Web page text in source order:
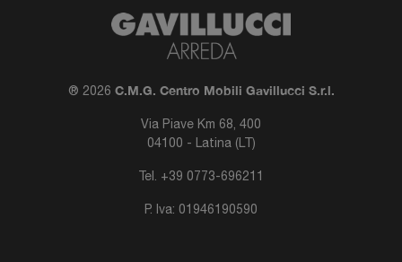
® 2026 C.M.G. Centro Mobili Gavillucci S.r.l.
Via Piave Km 68, 400
04100 - Latina (LT)
Tel. +39 0773-696211
P. Iva: 01946190590